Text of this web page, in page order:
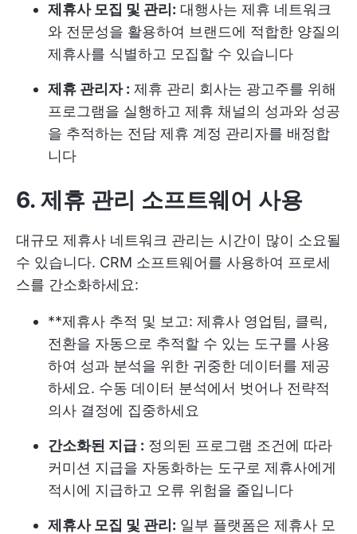
제휴사 모집 및 관리: 대행사는 제휴 네트워크
와 전문성을 활용하여 브랜드에 적합한 양질의
제휴사를 식별하고 모집할 수 있습니다
제휴 관리자 : 제휴 관리 회사는 광고주를 위해
프로그램을 실행하고 제휴 채널의 성과와 성공
을 추적하는 전담 제휴 계정 관리자를 배정합
니다
6. 제휴 관리 소프트웨어 사용
대규모 제휴사 네트워크 관리는 시간이 많이 소요될
수 있습니다. CRM 소프트웨어를 사용하여 프로세
스를 간소화하세요:
**제휴사 추적 및 보고: 제휴사 영업팀, 클릭,
전환을 자동으로 추적할 수 있는 도구를 사용
하여 성과 분석을 위한 귀중한 데이터를 제공
하세요. 수동 데이터 분석에서 벗어나 전략적
의사 결정에 집중하세요
간소화된 지급 : 정의된 프로그램 조건에 따라
커미션 지급을 자동화하는 도구로 제휴사에게
적시에 지급하고 오류 위험을 줄입니다
제휴사 모집 및 관리: 일부 플랫폼은 제휴사 모